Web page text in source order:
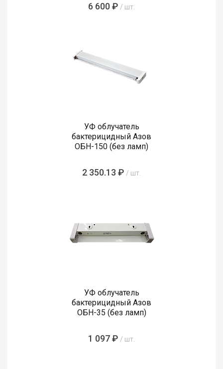
6 600 ₽ / шт.
УФ облучатель
бактерицидный Азов
ОБН-150 (без ламп)
2 350.13 ₽ / шт.
УФ облучатель
бактерицидный Азов
ОБН-35 (без ламп)
1 097 ₽ / шт.